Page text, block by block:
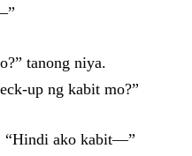
tanong niya.
up ng kabit mo?”
“Hindi ako kabit—”